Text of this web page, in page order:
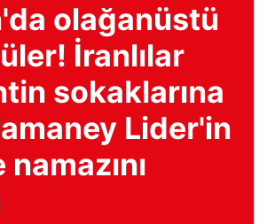
olağanüstü
İranlılar
sokaklarına
Lider'in